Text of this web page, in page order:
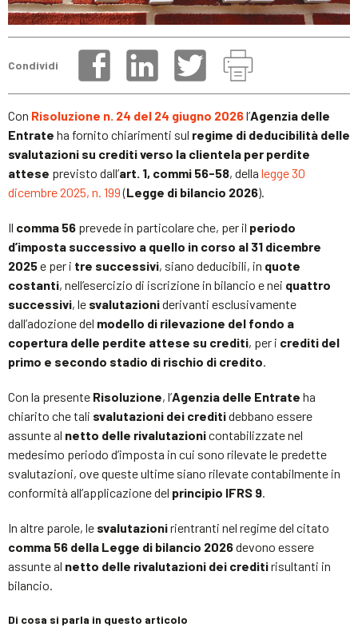
Condividi
Con Risoluzione n. 24 del 24 giugno 2026l’Agenzia delle
Entrate ha fornito chiarimenti sul regime di deducibilità delle
svalutazioni su crediti verso la clientela per perdite
attese previsto dall’art. 1, commi 56-58, della legge 30
dicembre 2025, n. 199(Legge di bilancio 2026).
Il comma 56 prevede in particolare che, per il periodo
d’imposta successivo a quello in corso al 31 dicembre
2025e per i tre successivi, siano deducibili, in quote
costanti, nell’esercizio di iscrizione in bilancio e nei quattro
successivi, le svalutazioniderivanti esclusivamente
dall’adozione del modello di rilevazione del fondo a
copertura delle perdite attese su crediti, per i crediti del
primo e secondo stadio di rischio di credito.
Con la presente Risoluzione, l’Agenzia delle Entrate ha
chiarito che tali svalutazioni dei creditidebbano essere
assunte al netto delle rivalutazionicontabilizzate nel
medesimo periodo d’imposta in cui sono rilevate le predette
svalutazioni, ove queste ultime siano rilevate contabilmente in
conformità all’applicazione del principio IFRS 9.
In altre parole, le svalutazionirientranti nel regime del citato
comma 56 della Legge di bilancio 2026devono essere
assunte al netto delle rivalutazioni dei creditirisultanti in
bilancio.
Di cosa si parla in questo articolo